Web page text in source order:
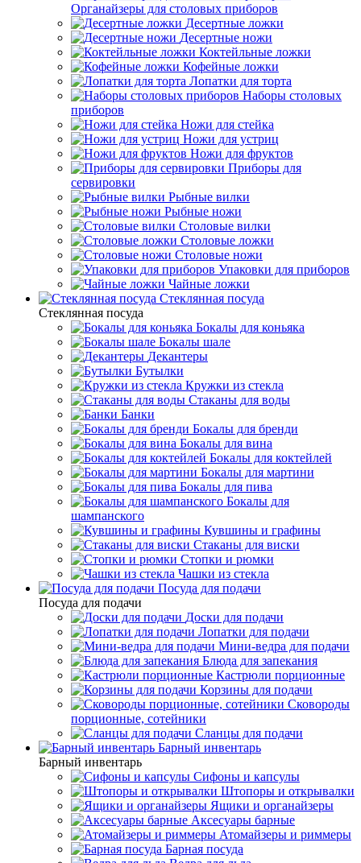
Органайзеры для столовых приборов
Десертные ложки
Десертные ножи
Коктейльные ложки
Кофейные ложки
Лопатки для торта
Наборы столовых
приборов
Ножи для стейка
Ножи для устриц
Ножи для фруктов
Приборы для
сервировки
Рыбные вилки
Рыбные ножи
Столовые вилки
Столовые ложки
Столовые ножи
Упаковки для приборов
Чайные ложки
Стеклянная посуда
Стеклянная посуда
Бокалы для коньяка
Бокалы шале
Декантеры
Бутылки
Кружки из стекла
Стаканы для воды
Банки
Бокалы для бренди
Бокалы для вина
Бокалы для коктейлей
Бокалы для мартини
Бокалы для пива
Бокалы для
шампанского
Кувшины и графины
Стаканы для виски
Стопки и рюмки
Чашки из стекла
Посуда для подачи
Посуда для подачи
Доски для подачи
Лопатки для подачи
Мини-ведра для подачи
Блюда для запекания
Кастрюли порционные
Корзины для подачи
Сковороды
порционные, сотейники
Сланцы для подачи
Барный инвентарь
Барный инвентарь
Сифоны и капсулы
Штопоры и открывалки
Ящики и органайзеры
Аксесуары барные
Атомайзеры и риммеры
Барная посуда